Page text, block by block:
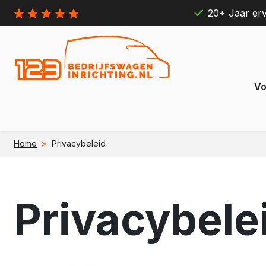
20+ Jaar
Home > Privacybeleid
Jumpy
e Jumpy
Transit
e